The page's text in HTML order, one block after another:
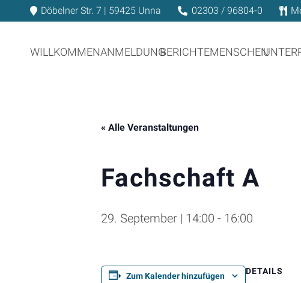
Döbelner Str. 7 | 59425 Unna 02303 / 96804-0
WILLKOMMENANMELDUNGBERICHTEMENSCHEN
« Alle Veranstaltungen
Fachschaft A
29. September | 14:00 - 16:00
Zum Kalender hinzufügen
DETAILS